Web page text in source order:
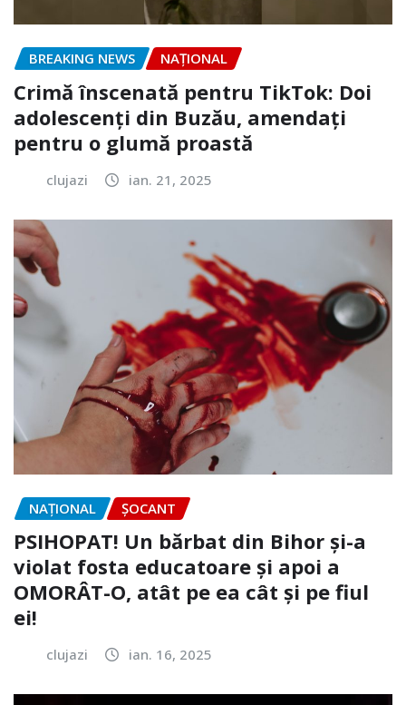
BREAKING NEWS NAŢIONAL
Crimă înscenată pentru TikTok: Doi
adolescenți din Buzău, amendați
pentru o glumă proastă
clujazi ian. 21, 2025
NAŢIONAL ȘOCANT
PSIHOPAT! Un bărbat din Bihor și-a
violat fosta educatoare și apoi a
OMORÂT-O, atât pe ea cât și pe fiul
ei!
clujazi ian. 16, 2025